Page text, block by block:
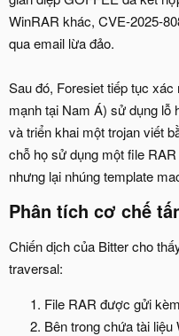
WinRAR khác, CVE-2025-
qua email lừa đảo.
Sau đó, Foresiet tiếp tục
mạnh tại Nam Á) sử dụng lỗ
và triển khai một trojan viết
chỗ họ sử dụng một file
nhưng lại nhúng template
Phân tích cơ chế
Chiến dịch của Bitter cho
traversal:
File RAR được gửi
Bên trong chứa tài